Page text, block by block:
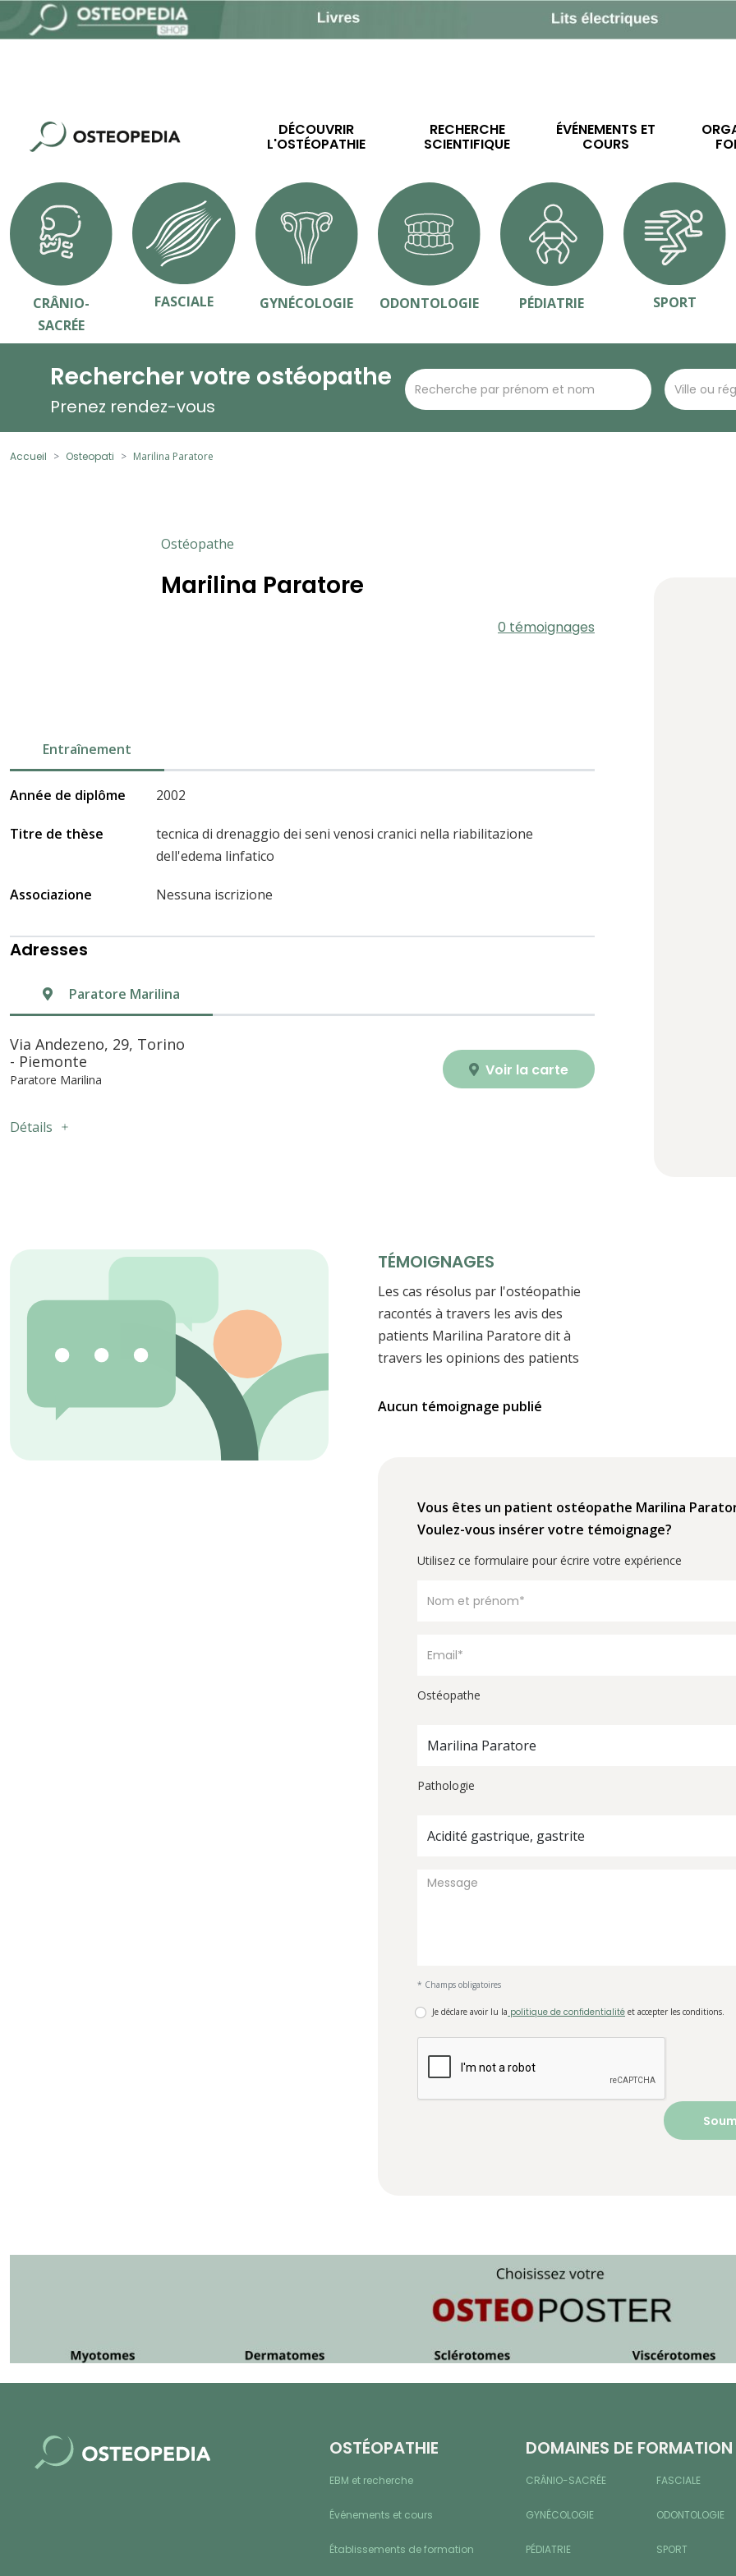
DÉCOUVRIR
L'OSTÉOPATHIE
RECHERCHE
SCIENTIFIQUE
ÉVÉNEMENTS ET
COURS
CRÂNIO-
SACRÉE
FASCIALE GYNÉCOLOGIE ODONTOLOGIE PÉDIATRIE SPORT
Rechercher votre ostéopathe
Prenez rendez-vous
Accueil Osteopati Marilina Paratore
Ostéopathe
Marilina Paratore
0 témoignages
Entraînement
Année de diplôme 2002
Titre de thèse
tecnica di drenaggio dei seni venosi cranici nella riabilitazione
dell'edema linfatico
Associazione Nessuna iscrizione
Adresses
Paratore Marilina
Via Andezeno, 29, Torino
- Piemonte
Paratore Marilina Voir la carte
Détails
TÉMOIGNAGES
Les cas résolus par l'ostéopathie
racontés à travers les avis des
patients Marilina Paratore dit à
travers les opinions des patients
Aucun témoignage publié
Vous êtes un patient ostéopathe Marilina
Voulez-vous insérer votre témoignage?
Utilisez ce formulaire pour écrire votre expérience
Ostéopathe
Marilina Paratore
Pathologie
Acidité gastrique, gastrite
* Champs obligatoires
Je déclare avoir lu la politique de confidentialité et accepter les conditions.
OSTÉOPATHIE
EBM et recherche
Événements et cours
Établissements de formation
DOMAINES DE FORMATION
CRÂNIO-SACRÉE FASCIALE
GYNÉCOLOGIE ODONTOLOGIE
PÉDIATRIE SPORT